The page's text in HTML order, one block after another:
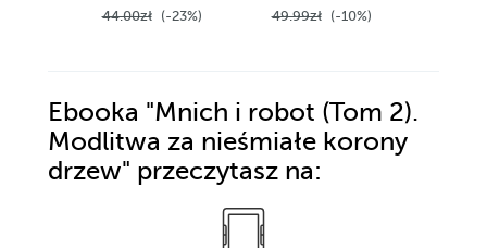
44.00zł (-23%) 49.99zł (-10%)
Ebooka "Mnich i robot (Tom 2).
Modlitwa za nieśmiałe korony
drzew" przeczytasz na: